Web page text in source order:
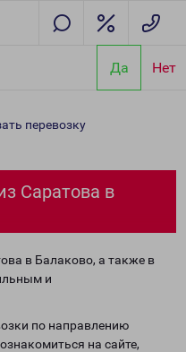
Да Нет
перевозку
Саратова в
в Балаково, а также в
и
по направлению
на сайте,